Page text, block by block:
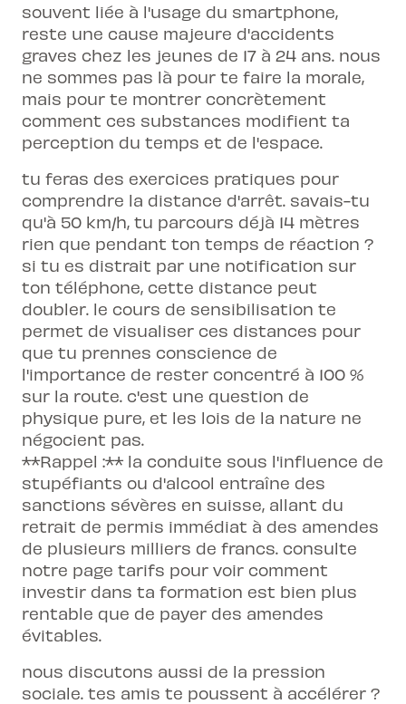
souvent liée à l'usage du smartphone,
reste une cause majeure d'accidents
graves chez les jeunes de 17 à 24 ans. nous
ne sommes pas là pour te faire la morale,
mais pour te montrer concrètement
comment ces substances modifient ta
perception du temps et de l'espace.
tu feras des exercices pratiques pour
comprendre la distance d'arrêt. savais-tu
qu'à 50 km/h, tu parcours déjà 14 mètres
rien que pendant ton temps de réaction ?
si tu es distrait par une notification sur
ton téléphone, cette distance peut
doubler. le cours de sensibilisation te
permet de visualiser ces distances pour
que tu prennes conscience de
l'importance de rester concentré à 100 %
sur la route. c'est une question de
physique pure, et les lois de la nature ne
négocient pas.
**Rappel :** la conduite sous l'influence de
stupéfiants ou d'alcool entraîne des
sanctions sévères en suisse, allant du
retrait de permis immédiat à des amendes
de plusieurs milliers de francs. consulte
notre page tarifs pour voir comment
investir dans ta formation est bien plus
rentable que de payer des amendes
évitables.
nous discutons aussi de la pression
sociale. tes amis te poussent à accélérer ?